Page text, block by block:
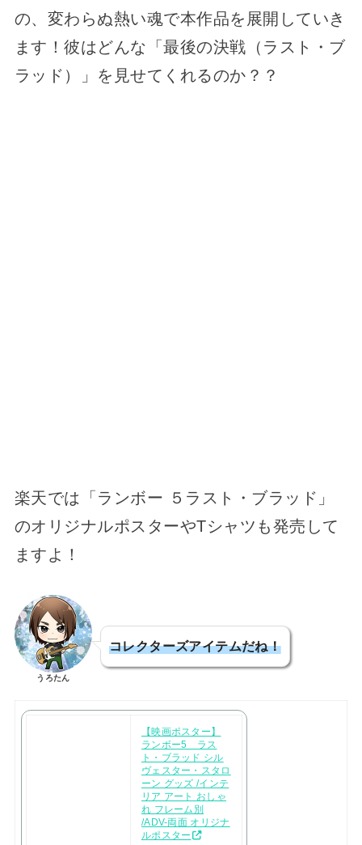
の、変わらぬ熱い魂で本作品を展開していき
ます！彼はどんな「最後の決戦（ラスト・ブ
ラッド）」を見せてくれるのか？？
楽天では「ランボー ５ラスト・ブラッド」
のオリジナルポスターやTシャツも発売して
ますよ！
うろたん
コレクターズアイテムだね！
【映画ポスター】
ランボー5 ラス
ト・ブラッド シル
ヴェスター・スタロ
ーン グッズ /インテ
リア アート おしゃ
れ フレーム別
/ADV-両面 オリジナ
ルポスター